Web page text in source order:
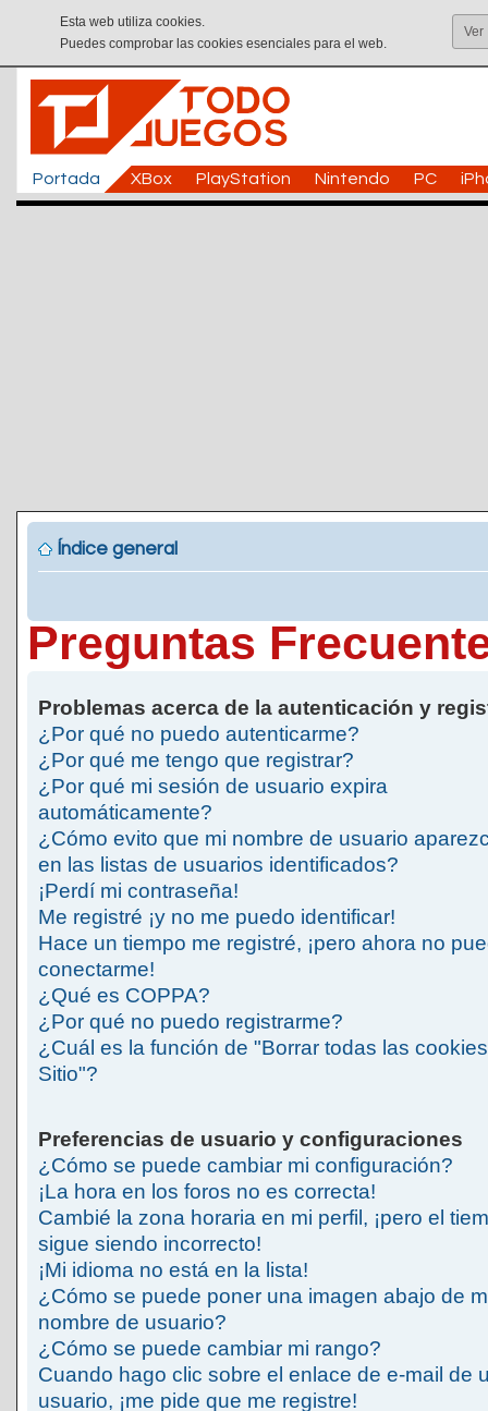
Esta web utiliza cookies.
Puedes comprobar las cookies esenciales para el web.
Ver
Portada XBox PlayStation Nintendo PC
Índice general
Preguntas
Problemas acerca de la autenticación y
¿Por qué no puedo autenticarme?
¿Por qué me tengo que registrar?
¿Por qué mi sesión de usuario expira
automáticamente?
¿Cómo evito que mi nombre de usuario
en las listas de usuarios identificados?
¡Perdí mi contraseña!
Me registré ¡y no me puedo identificar!
Hace un tiempo me registré, ¡pero ahora no
conectarme!
¿Qué es COPPA?
¿Por qué no puedo registrarme?
¿Cuál es la función de "Borrar todas las
Sitio"?
Preferencias de usuario y configuraciones
¿Cómo se puede cambiar mi configuración?
¡La hora en los foros no es correcta!
Cambié la zona horaria en mi perfil, ¡pero el
sigue siendo incorrecto!
¡Mi idioma no está en la lista!
¿Cómo se puede poner una imagen abajo de
nombre de usuario?
¿Cómo se puede cambiar mi rango?
Cuando hago clic sobre el enlace de e-mail de
usuario, ¡me pide que me registre!